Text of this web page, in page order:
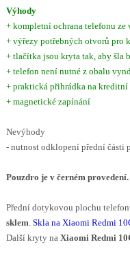
Výhody
+ kompletní ochrana telefonu ze
+ výřezy potřebných otvorů pro
+ tlačítka jsou kryta tak, aby šla
+ telefon není nutné z obalu
+ praktická přihrádka na
+ magnetické zapínání
Nevýhody
- nutnost odklopení přední části
Pouzdro je v černém provedení.
Přední dotykovou plochu
sklem Skla na Xiaomi Redmi
Další kryty na Xiaomi Redmi